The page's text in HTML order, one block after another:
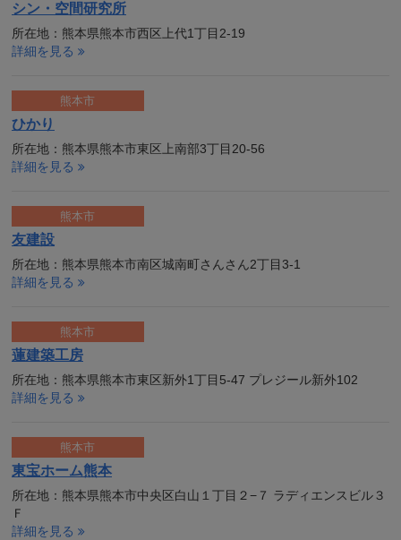
シン・空間研究所
所在地：熊本県熊本市西区上代1丁目2-19
詳細を見る
ひかり
所在地：熊本県熊本市東区上南部3丁目20-56
詳細を見る
熊本市
友建設
所在地：熊本県熊本市南区城南町さんさん2丁目3-1
詳細を見る
熊本市
蓮建築工房
所在地：熊本県熊本市東区新外1丁目5-47 プレジール新外102
詳細を見る
熊本市
東宝ホーム熊本
所在地：熊本県熊本市中央区白山１丁目２−７ ラディエンスビル３
Ｆ
詳細を見る
熊本市